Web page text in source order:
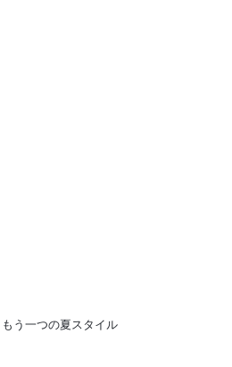
う一つの夏スタイル